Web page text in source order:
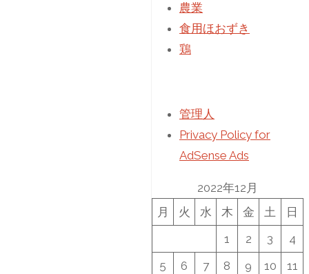
農業
食用ほおずき
鶏
管理人
Privacy Policy for
AdSense Ads
2022年12月
月
火 水 木 金 土
日
1
2 3
4
5
6 7 8 9 10
11